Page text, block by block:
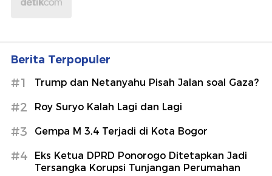
Berita Terpopuler
#1 Trump dan Netanyahu Pisah Jalan soal Gaza?
#2 Roy Suryo Kalah Lagi dan Lagi
#3 Gempa M 3,4 Terjadi di Kota Bogor
#4
Eks Ketua DPRD Ponorogo Ditetapkan Jadi
Tersangka Korupsi Tunjangan Perumahan